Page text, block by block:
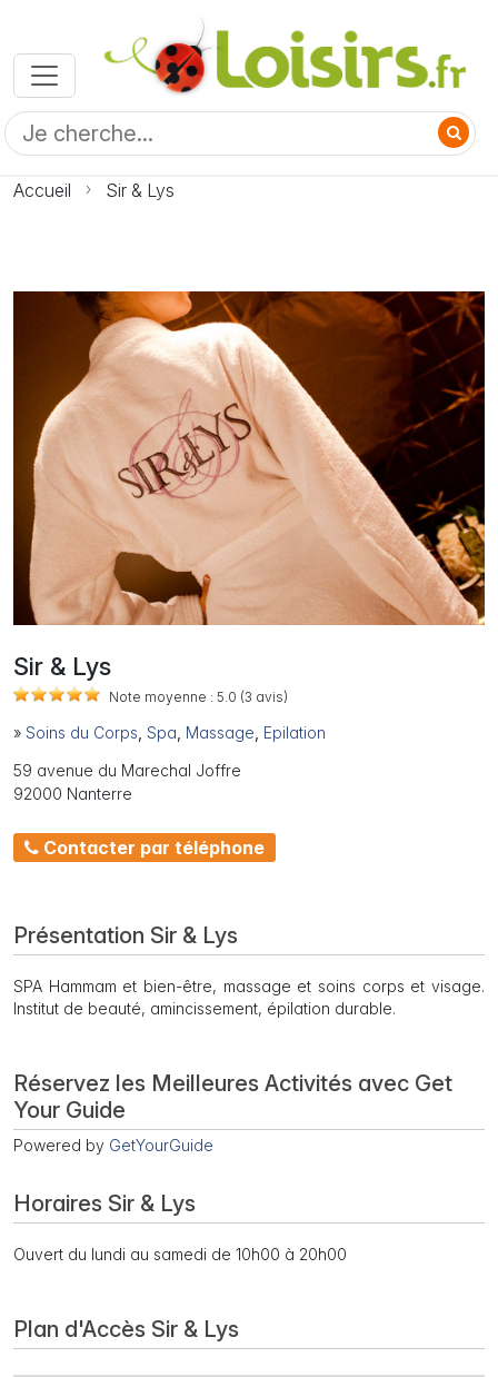
Accueil Sir & Lys
Photo Sir & Lys
Sir & Lys
Note moyenne : 5.0 (3 avis)
» Soins du Corps Spa Massage Epilation
59 avenue du Marechal Joffre
92000 Nanterre
Contacter par téléphone
Présentation Sir & Lys
SPA Hammam et bien-être, massage et soins corps et visage.
Institut de beauté, amincissement, épilation durable.
Réservez les Meilleures Activités avec Get
Your Guide
Powered by GetYourGuide
Horaires Sir & Lys
Ouvert du lundi au samedi de 10h00 à 20h00
Plan d'Accès Sir & Lys